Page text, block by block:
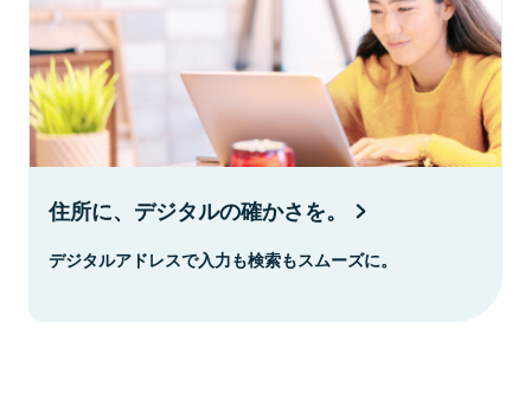
住所に、デジタルの確かさを。
デジタルアドレスで入力も検索もスムーズに。